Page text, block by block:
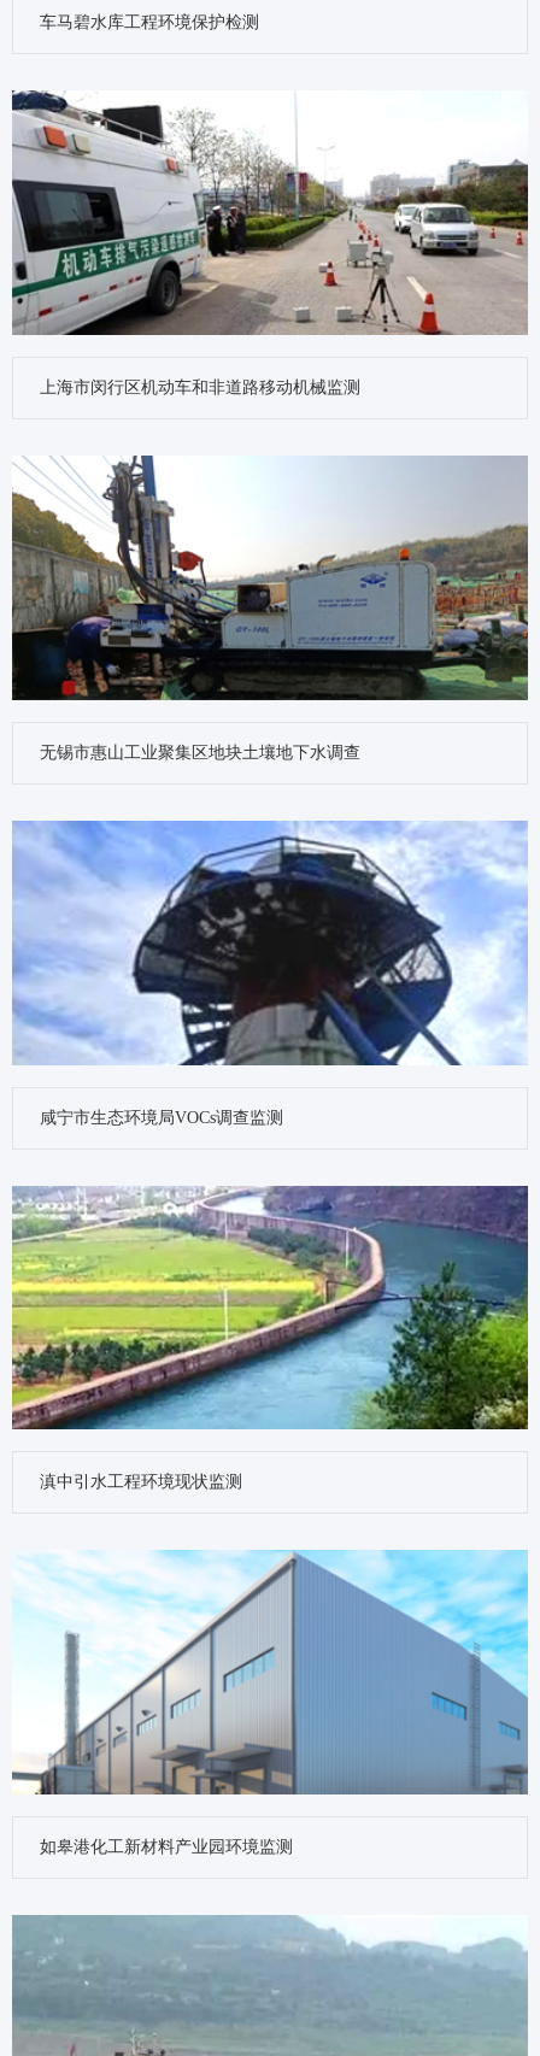
车马碧水库工程环境保护检测
上海市闵行区机动车和非道路移动机械监测
无锡市惠山工业聚集区地块土壤地下水调查
咸宁市生态环境局VOCs调查监测
滇中引水工程环境现状监测
如皋港化工新材料产业园环境监测